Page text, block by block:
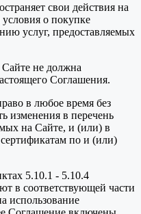
свои действия на
о покупке
услуг, предоставляемых
не должна
Соглашения.
в любое время без
изменения в перечень
на Сайте, и (или) в
по и (или)
5.10.1 - 5.10.4
в соответствующей части
использование